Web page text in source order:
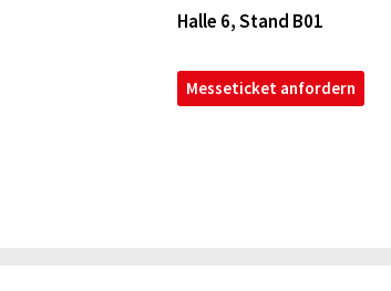
Halle 6, Stand B01
Messeticket anfordern